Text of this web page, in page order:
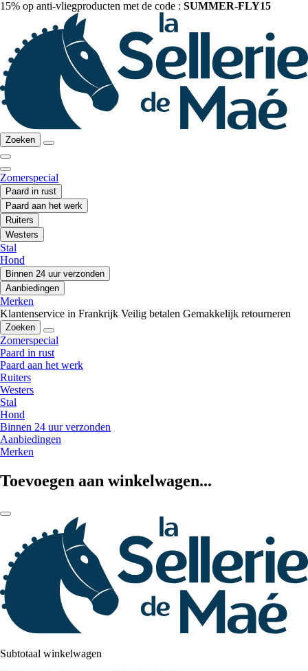
15% op anti-vliegproducten met de code : SUMMER-FLY15
Zoeken
Zomerspecial
Paard in rust
Paard aan het werk
Ruiters
Westers
Stal
Hond
Binnen 24 uur verzonden
Aanbiedingen
Merken
Klantenservice in Frankrijk Veilig betalen Gemakkelijk retourneren
Zoeken
Zomerspecial
Paard in rust
Paard aan het werk
Ruiters
Westers
Stal
Hond
Binnen 24 uur verzonden
Aanbiedingen
Merken
Toevoegen aan winkelwagen...
Subtotaal winkelwagen